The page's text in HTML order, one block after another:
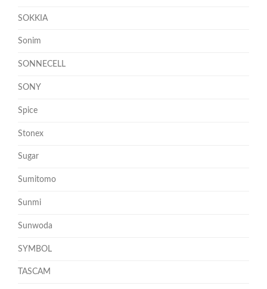
SOKKIA
Sonim
SONNECELL
SONY
Spice
Stonex
Sugar
Sumitomo
Sunmi
Sunwoda
SYMBOL
TASCAM